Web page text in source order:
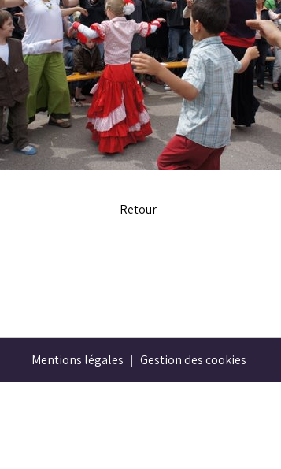
Retour
Mentions légales Gestion des cookies